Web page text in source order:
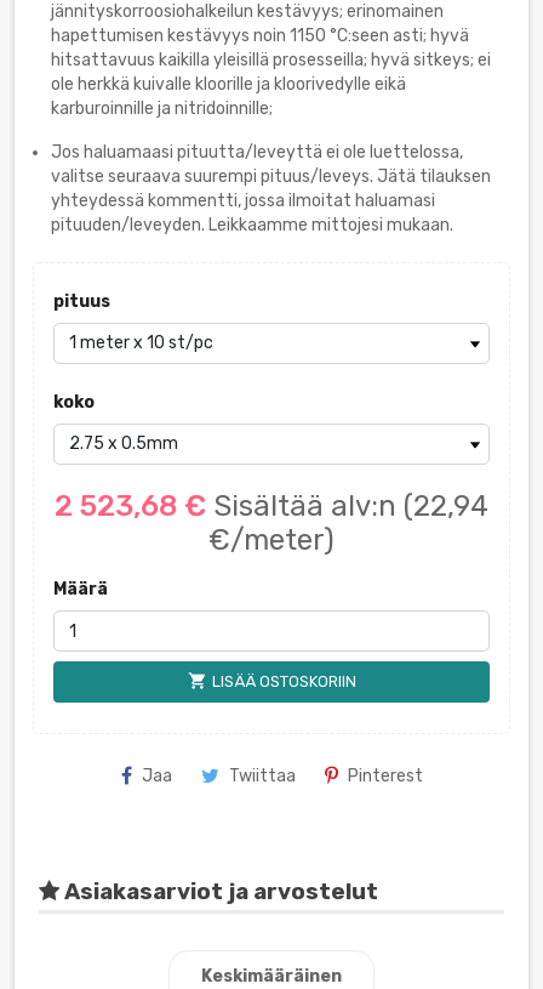
jännityskorroosiohalkeilun kestävyys; erinomainen
hapettumisen kestävyys noin 1150 °C:seen asti; hyvä
hitsattavuus kaikilla yleisillä prosesseilla; hyvä sitkeys; ei
ole herkkä kuivalle kloorille ja kloorivedylle eikä
karburoinnille ja nitridoinnille;
Jos haluamaasi pituutta/leveyttä ei ole luettelossa,
valitse seuraava suurempi pituus/leveys. Jätä tilauksen
yhteydessä kommentti, jossa ilmoitat haluamasi
pituuden/leveyden. Leikkaamme mittojesi mukaan.
pituus
koko
2 523,68 € Sisältää alv:n (22,94
€/meter)
Määrä
shopping_cart LISÄÄ OSTOSKORIIN
Jaa Twiittaa Pinterest
Asiakasarviot ja arvostelut
Keskimääräinen